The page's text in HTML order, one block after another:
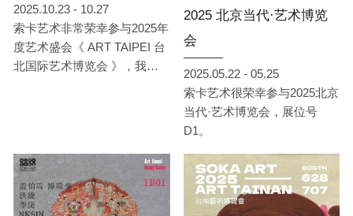
2025.10.23 - 10.27
索卡艺术非常荣幸参与2025年
度艺术盛会《 ART TAIPEI 台
北国际艺术博览会 》，我们
间，体验艺术如何成为情感与
思想的连结。此次将展出来自
台湾、中国、日本、韩国与英
2025 北京当代·艺术博览
会
2025.05.22 - 05.25
索卡艺术很荣幸参与2025北京
当代·艺术博览会，展位号
D1。